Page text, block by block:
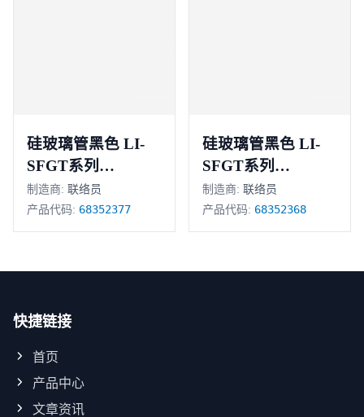
硅玻璃管黑色 LI-
SFGT系列
68352377
制造商: 联络员
产品代码: 68352377
硅玻璃管黑色 LI-
SFGT系列
68352368
制造商: 联络员
产品代码: 68352368
快捷链接
首页
产品中心
文章资讯